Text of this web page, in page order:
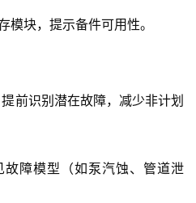
模块，提示备件可用性。
前识别潜在故障，减少非计划
故障模型（如泵汽蚀、管道泄